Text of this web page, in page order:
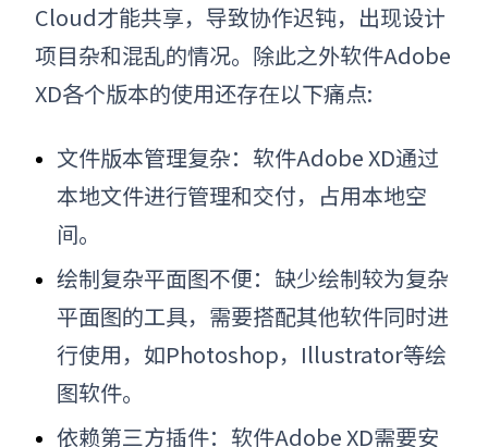
Cloud才能共享，导致协作迟钝，出现设计
项目杂和混乱的情况。除此之外软件Adobe
XD各个版本的使用还存在以下痛点:
文件版本管理复杂：软件Adobe XD通过
本地文件进行管理和交付，占用本地空
间。
绘制复杂平面图不便：缺少绘制较为复杂
平面图的工具，需要搭配其他软件同时进
行使用，如Photoshop，Illustrator等绘
图软件。
依赖第三方插件：软件Adobe XD需要安